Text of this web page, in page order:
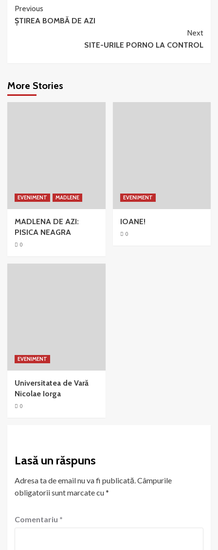
Continue
Reading
Previous
ȘTIREA BOMBĂ DE AZI
Next
SITE-URILE PORNO LA CONTROL
More Stories
EVENIMENT MADLENE
MADLENA DE AZI:
PISICA NEAGRA
0
EVENIMENT
IOANE!
0
EVENIMENT
Universitatea de Vară
Nicolae Iorga
0
Lasă un răspuns
Adresa ta de email nu va fi publicată. Câmpurile
obligatorii sunt marcate cu*
Comentariu *